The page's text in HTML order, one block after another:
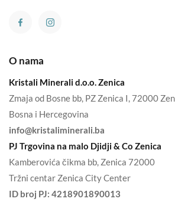
O nama
Kristali Minerali d.o.o. Zenica
Zmaja od Bosne bb, PZ Zenica I, 72000
Bosna i Hercegovina
info@kristaliminerali.ba
PJ Trgovina na malo Djidji & Co Zenica
Kamberovića čikma bb, Zenica 72000
Tržni centar Zenica City Center
ID broj PJ: 4218901890013